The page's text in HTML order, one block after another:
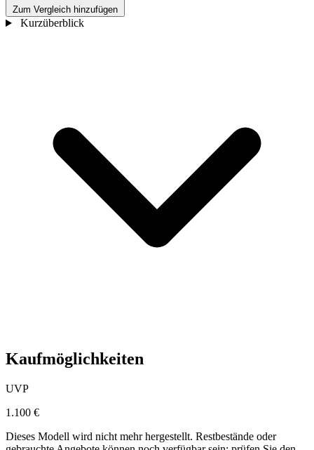
Zum Vergleich hinzufügen
Kurzüberblick
Kaufmöglichkeiten
UVP
1.100 €
Dieses Modell wird nicht mehr hergestellt. Restbestände oder